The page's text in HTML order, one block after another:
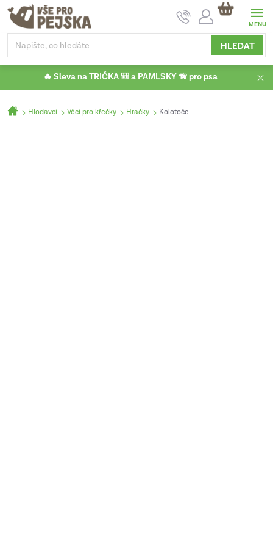
Přejít
obsah
HLEDAT
NÁKUPNÍ
KOŠÍK
🔥 Sleva na TRIČKA 🎒 a PAMLSKY 🦮 pro psa
Domů
Hlodavci Věci pro křečky Hračky Kolotoče